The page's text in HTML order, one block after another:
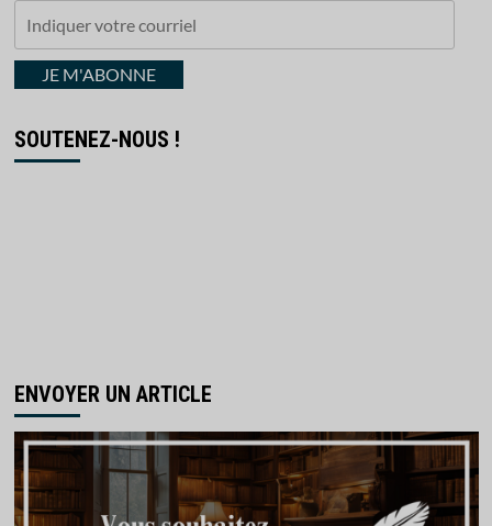
courrielJE M'ABONNE
SOUTENEZ-NOUS !
ENVOYER UN ARTICLE